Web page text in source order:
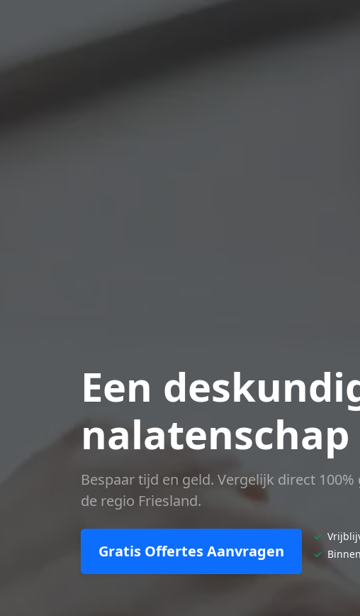
Een
nalatenschap
Bespaar tijd en geld. Vergelijk direct
de regio Friesland.
Gratis Offertes Aanvragen
✓
✓